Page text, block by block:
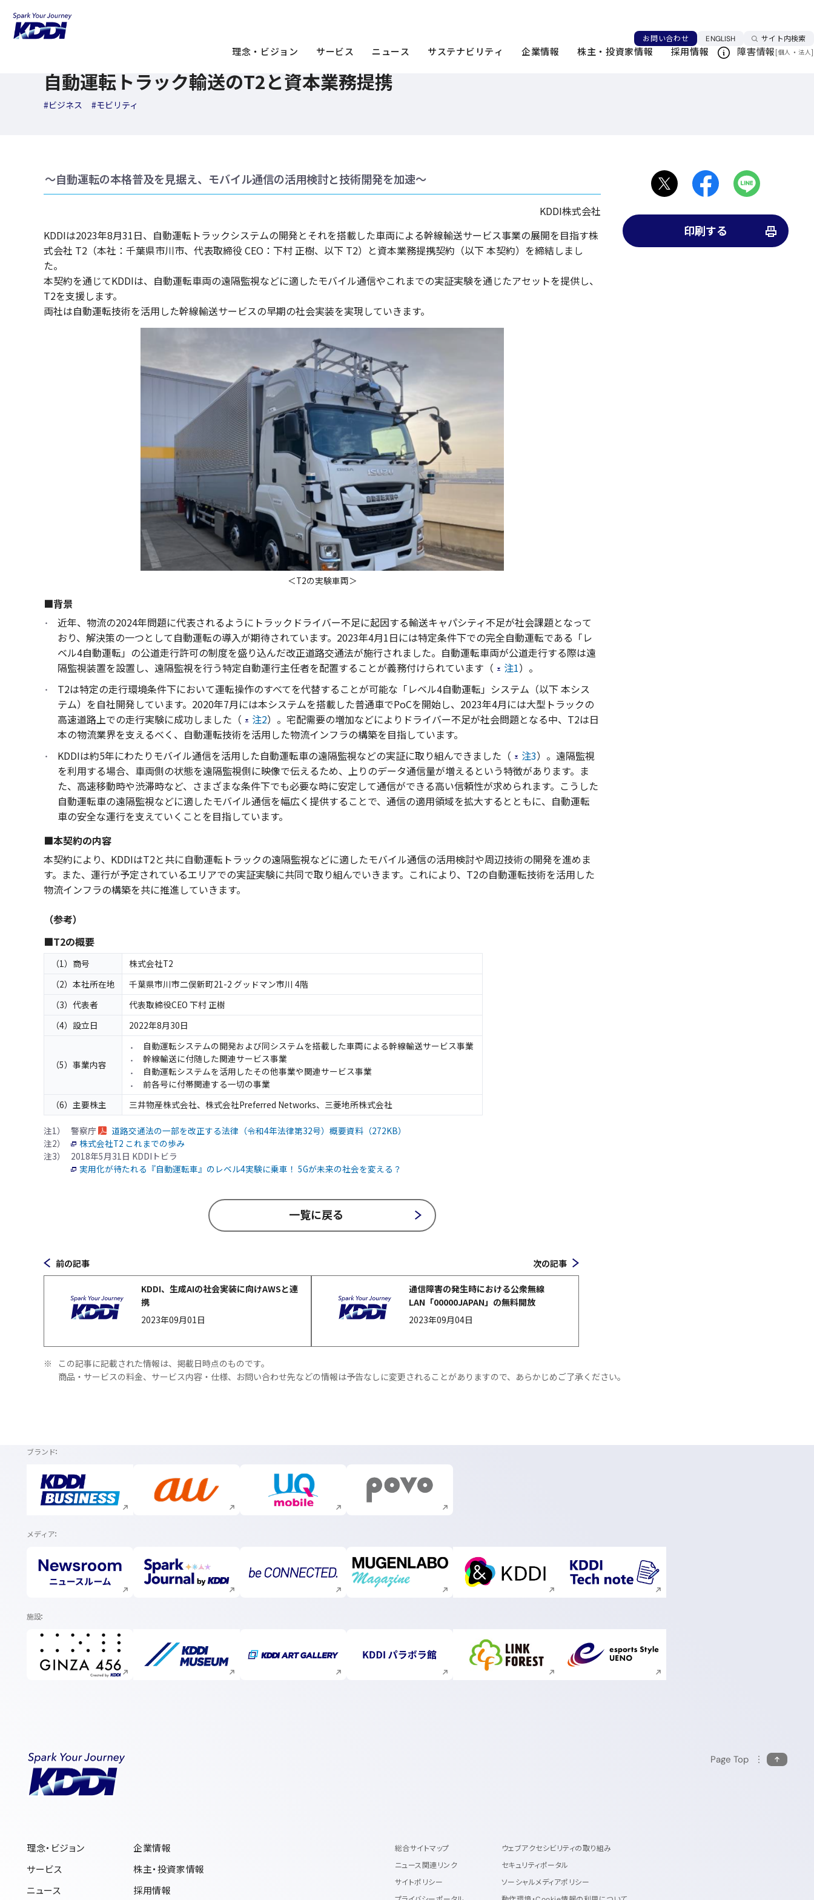
お問い合わせ ENGLISH言語を切り替える
サイト内検索
理念・ビジョン サービス ニュース サステナビリティ 企業情報 株主・投資家情報 採用情報 障害情報[個人 ・ 法人]
KDDI ニュースルーム
自動運転トラック輸送のT2と資本業務提携
#ビジネス #モビリティ
～自動運転の本格普及を見据え、モバイル通信の活用検討と技術開発を加速～
KDDI株式会社
KDDIは2023年8月31日、自動運転トラックシステムの開発とそれを搭載した車両による幹線輸送サービス事業の展開を目指す株
式会社 T2（本社：千葉県市川市、代表取締役 CEO：下村 正樹、以下 T2）と資本業務提携契約（以下 本契約）を締結しまし
た。
本契約を通じてKDDIは、自動運転車両の遠隔監視などに適したモバイル通信やこれまでの実証実験を通じたアセットを提供し、
T2を支援します。
両社は自動運転技術を活用した幹線輸送サービスの早期の社会実装を実現していきます。
＜T2の実験車両＞
■背景
近年、物流の2024年問題に代表されるようにトラックドライバー不足に起因する輸送キャパシティ不足が社会課題となって
おり、解決策の一つとして自動運転の導入が期待されています。2023年4月1日には特定条件下での完全自動運転である「レ
ベル4自動運転」の公道走行許可の制度を盛り込んだ改正道路交通法が施行されました。自動運転車両が公道走行する際は遠
隔監視装置を設置し、遠隔監視を行う特定自動運行主任者を配置することが義務付けられています（
注1）。
T2は特定の走行環境条件下において運転操作のすべてを代替することが可能な「レベル4自動運転」システム（以下 本シス
テム）を自社開発しています。2020年7月には本システムを搭載した普通車でPoCを開始し、2023年4月には大型トラックの
高速道路上での走行実験に成功しました（
注2）。宅配需要の増加などによりドライバー不足が社会問題となる中、T2は日
本の物流業界を支えるべく、自動運転技術を活用した物流インフラの構築を目指しています。
KDDIは約5年にわたりモバイル通信を活用した自動運転車の遠隔監視などの実証に取り組んできました（
注3）。遠隔監視
を利用する場合、車両側の状態を遠隔監視側に映像で伝えるため、上りのデータ通信量が増えるという特徴があります。ま
た、高速移動時や渋滞時など、さまざまな条件下でも必要な時に安定して通信ができる高い信頼性が求められます。こうした
自動運転車の遠隔監視などに適したモバイル通信を幅広く提供することで、通信の適用領域を拡大するとともに、自動運転
車の安全な運行を支えていくことを目指しています。
■本契約の内容
本契約により、KDDIはT2と共に自動運転トラックの遠隔監視などに適したモバイル通信の活用検討や周辺技術の開発を進めま
す。また、運行が予定されているエリアでの実証実験に共同で取り組んでいきます。これにより、T2の自動運転技術を活用した
物流インフラの構築を共に推進していきます。
（参考）
■T2の概要
（1）商号
株式会社T2
（2）本社所在地
千葉県市川市二俣新町21-2 グッドマン市川 4階
（3）代表者
代表取締役CEO 下村 正樹
（4）設立日
2022年8月30日
（5）事業内容
自動運転システムの開発および同システムを搭載した車両による幹線輸送サービス事業
幹線輸送に付随した関連サービス事業
自動運転システムを活用したその他事業や関連サービス事業
前各号に付帯関連する一切の事業
（6）主要株主
三井物産株式会社、株式会社Preferred Networks、三菱地所株式会社
注1） 警察庁
道路交通法の一部を改正する法律（令和4年法律第32号）概要資料（272KB）
注2）
株式会社T2 これまでの歩み
注3）
2018年5月31日 KDDIトビラ
実用化が待たれる『自動運転車』のレベル4実験に乗車！ 5Gが未来の社会を変える？
一覧に戻る
前の記事
KDDI、生成AIの社会実装に向けAWSと連
携
2023年09月01日
次の記事
通信障害の発生時における公衆無線
LAN「00000JAPAN」の無料開放
2023年09月04日
印刷する
※
この記事に記載された情報は、掲載日時点のものです。
商品・サービスの料金、サービス内容・仕様、お問い合わせ先などの情報は予告なしに変更されることがありますので、あらかじめご了承ください。
ブランド
新規ウィンドウで開く 新規ウィンドウで開く 新規ウィンドウで開く 新規ウィンドウで開く
メディア
新規ウィンドウで開く 新規ウィンドウで開く 新規ウィンドウで開く 新規ウィンドウで開く 新規ウィンドウで開く 新規ウィンドウで開く
施設
新規ウィンドウで開く 新規ウィンドウで開く 新規ウィンドウで開く 新規ウィンドウで開く 新規ウィンドウで開く 新規ウィンドウで開く
理念・ビジョン
サービス
ニュース
企業情報
株主・投資家情報
採用情報
総合サイトマップ
ニュース関連リンク
サイトポリシー
ウェブアクセシビリティの取り組み
セキュリティポータル
ソーシャルメディアポリシー
Page Top